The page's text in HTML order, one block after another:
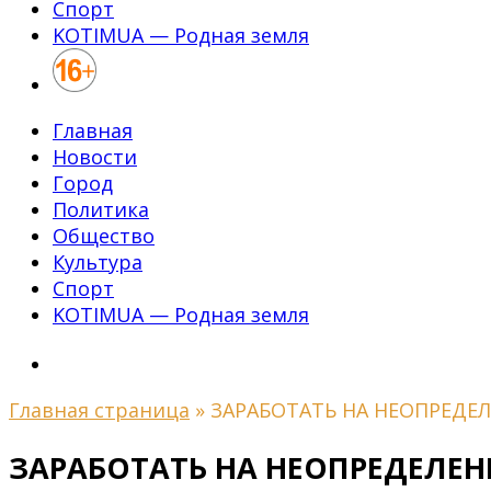
Спорт
KOTIMUA — Родная земля
Главная
Новости
Город
Политика
Общество
Культура
Спорт
KOTIMUA — Родная земля
Главная страница » ЗАРАБОТАТЬ НА
ЗАРАБОТАТЬ НА